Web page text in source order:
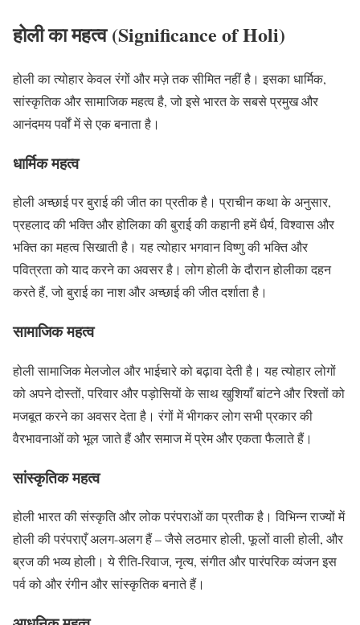
होली का महत्व (Significance of Holi)
होली का त्योहार केवल रंगों और मज़े तक सीमित नहीं है। इसका धार्मिक,
सांस्कृतिक और सामाजिक महत्व है, जो इसे भारत के सबसे प्रमुख और
आनंदमय पर्वों में से एक बनाता है।
धार्मिक महत्व
होली अच्छाई पर बुराई की जीत का प्रतीक है। प्राचीन कथा के अनुसार,
प्रहलाद की भक्ति और होलिका की बुराई की कहानी हमें धैर्य, विश्वास और
भक्ति का महत्व सिखाती है। यह त्योहार भगवान विष्णु की भक्ति और
पवित्रता को याद करने का अवसर है। लोग होली के दौरान होलीका दहन
करते हैं, जो बुराई का नाश और अच्छाई की जीत दर्शाता है।
सामाजिक महत्व
होली सामाजिक मेलजोल और भाईचारे को बढ़ावा देती है। यह त्योहार लोगों
को अपने दोस्तों, परिवार और पड़ोसियों के साथ खुशियाँ बांटने और रिश्तों को
मजबूत करने का अवसर देता है। रंगों में भीगकर लोग सभी प्रकार की
वैरभावनाओं को भूल जाते हैं और समाज में प्रेम और एकता फैलाते हैं।
सांस्कृतिक महत्व
होली भारत की संस्कृति और लोक परंपराओं का प्रतीक है। विभिन्न राज्यों में
होली की परंपराएँ अलग-अलग हैं – जैसे लठमार होली, फूलों वाली होली, और
ब्रज की भव्य होली। ये रीति-रिवाज, नृत्य, संगीत और पारंपरिक व्यंजन इस
पर्व को और रंगीन और सांस्कृतिक बनाते हैं।